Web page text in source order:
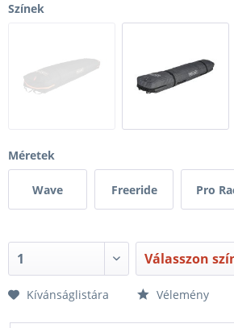
Színek
Méretek
Wave Freeride Pro
Válasszon
Kívánságlistára Vélemény